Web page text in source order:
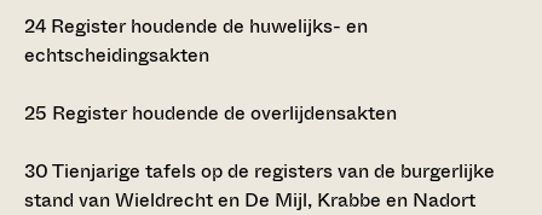
24 Register houdende de huwelijks- en
echtscheidingsakten
25 Register houdende de overlijdensakten
30Tienjarige tafels op de registers van de burgerlijke
stand van Wieldrecht en De Mijl, Krabbe en Nadort